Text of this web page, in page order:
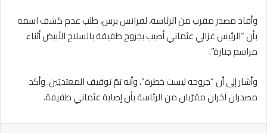
وأفاد مصدر مقرب من الرئاسة، لفرانس برس، طلب عدم كشف اسمه
بأن “الرئيس غزالي عثماني أصيب بجروح طفيفة بالسلاح الأبيض أثناء
مراسم جنازة”.
وأشار إلى أن “جروحه ليست خطرة”، وأنه تمّ توقيف المعتديَين. وأكد
مصدران آخران مقرّبان من الرئاسة بأن إصابة عثماني طفيفة.